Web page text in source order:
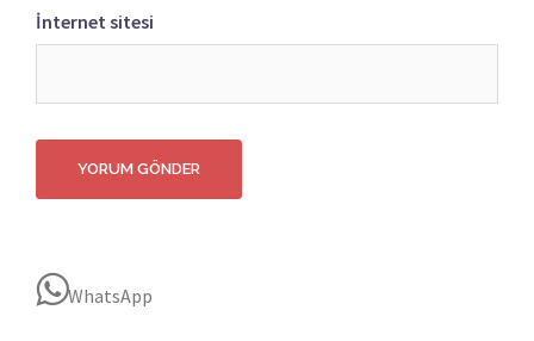
İnternet sitesi
WhatsApp